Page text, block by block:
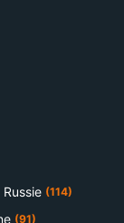
Russie (114)
(91)